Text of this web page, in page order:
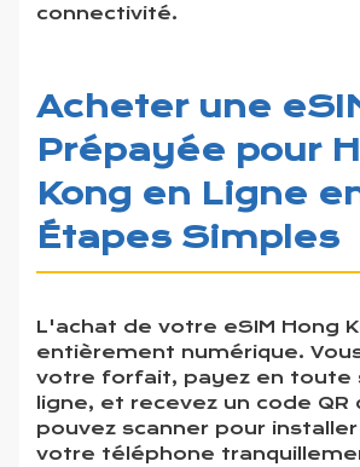
connectivité.
Acheter une
Prépayée pour
Kong en Ligne
Étapes Simples
L'achat de votre eSIM Hong
entièrement numérique.
votre forfait, payez en toute
ligne, et recevez un code QR
pouvez scanner pour installer
votre téléphone